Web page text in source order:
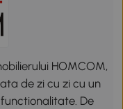
HOMCOM,
de zi cu zi cu un
De